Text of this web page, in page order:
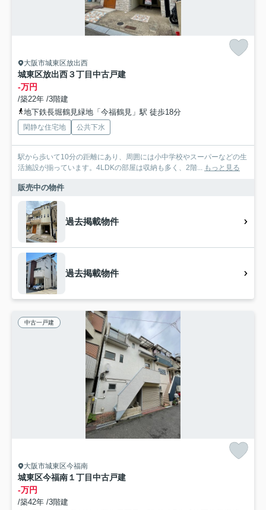
大阪市城東区放出西
城東区放出西３丁目中古戸建
-万円
/築22年 /3階建
地下鉄長堀鶴見緑地「今福鶴見」駅 徒歩18分
閑静な住宅地 公共下水
駅から歩いて10分の距離にあり、周囲には小中学校やスーパーなどの生
活施設が揃っています。4LDKの部屋は収納も多く、2階... もっと見る
販売中の物件
過去掲載物件
過去掲載物件
中古一戸建
大阪市城東区今福南
城東区今福南１丁目中古戸建
-万円
/築42年 /3階建